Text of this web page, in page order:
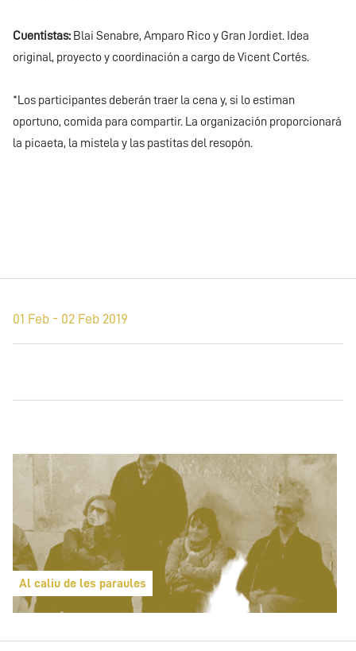
Cuentistas: Blai Senabre, Amparo Rico y Gran Jordiet. Idea
original, proyecto y coordinación a cargo de Vicent Cortés.
*Los participantes deberán traer la cena y, si lo estiman
oportuno, comida para compartir. La organización proporcionará
la picaeta, la mistela y las pastitas del resopón.
01 Feb - 02 Feb 2019
Al caliu de les paraules